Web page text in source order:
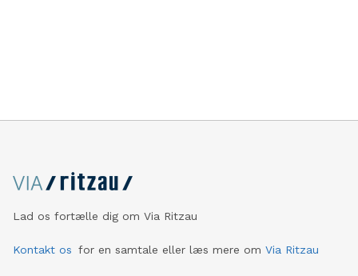
Lad os fortælle dig om Via Ritzau
Kontakt os for en samtale eller læs mere om Via Ritzau